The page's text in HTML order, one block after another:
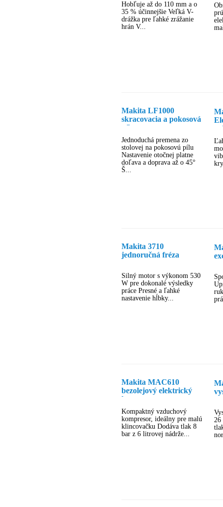
Hobľuje až do 110 mm a o
35 % účinnejšie Veľká V-
drážka pre ľahké zrážanie
hrán V...
Makita LF1000
skracovacia a pokosová
píla
Jednoduchá premena zo
stolovej na pokosovú pílu
Nastavenie otočnej platne
doľava a doprava až o 45°
Š...
Makita 3710
jednoručná fréza
Silný motor s výkonom 530
W pre dokonalé výsledky
práce Presné a ľahké
nastavenie hĺbky...
Makita MAC610
bezolejový elektrický
kompresor
Kompaktný vzduchový
kompresor, ideálny pre malú
klincovačku Dodáva tlak 8
bar z 6 litrovej nádrže...
26